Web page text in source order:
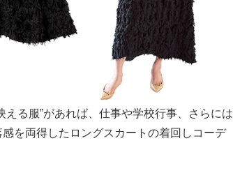
る服”があれば、仕事や学校行事、さらには
を両得したロングスカートの着回しコーデ